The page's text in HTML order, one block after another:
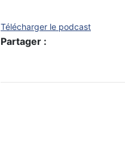
Télécharger le podcast
Partager :